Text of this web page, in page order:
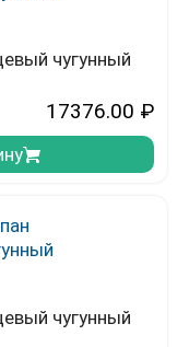
чугунный
17376.00 ₽
чугунный